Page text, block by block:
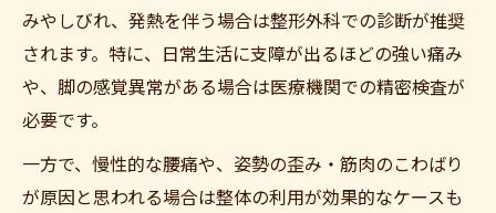
みやしびれ、発熱を伴う場合は整形外科での診断が推奨
されます。特に、日常生活に支障が出るほどの強い痛み
や、脚の感覚異常がある場合は医療機関での精密検査が
必要です。
一方で、慢性的な腰痛や、姿勢の歪み・筋肉のこわばり
が原因と思われる場合は整体の利用が効果的なケースも